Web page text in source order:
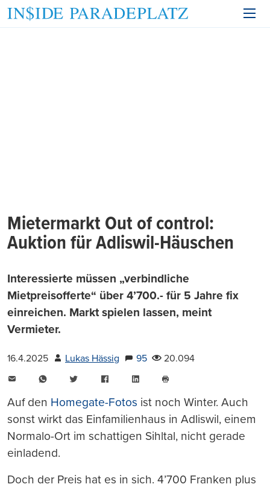
Mietermarkt Out of control:
Auktion für Adliswil-Häuschen
Interessierte müssen „verbindliche
Mietpreisofferte“ über 4’700.- für 5 Jahre fix
einreichen. Markt spielen lassen, meint
Vermieter.
16.4.2025 Lukas Hässig 95
20.094
WhatsAppTwitter FacebookLinkedIn
drucken
Auf den Homegate-Fotos ist noch Winter. Auch
sonst wirkt das Einfamilienhaus in Adliswil, einem
Normalo-Ort im schattigen Sihltal, nicht gerade
einladend.
Doch der Preis hat es in sich. 4’700 Franken plus